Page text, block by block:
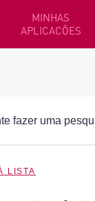
MINHAS
APLICACÕES